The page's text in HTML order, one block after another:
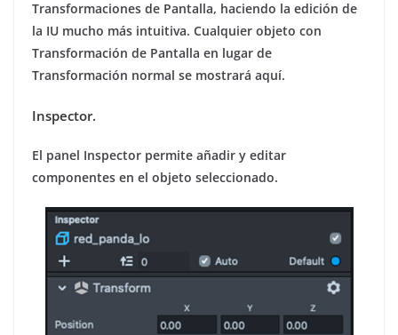
Transformaciones de Pantalla, haciendo la edición de
la IU mucho más intuitiva. Cualquier objeto con
Transformación de Pantalla en lugar de
Transformación normal se mostrará aquí.
Inspector.
El panel Inspector permite añadir y editar
componentes en el objeto seleccionado.